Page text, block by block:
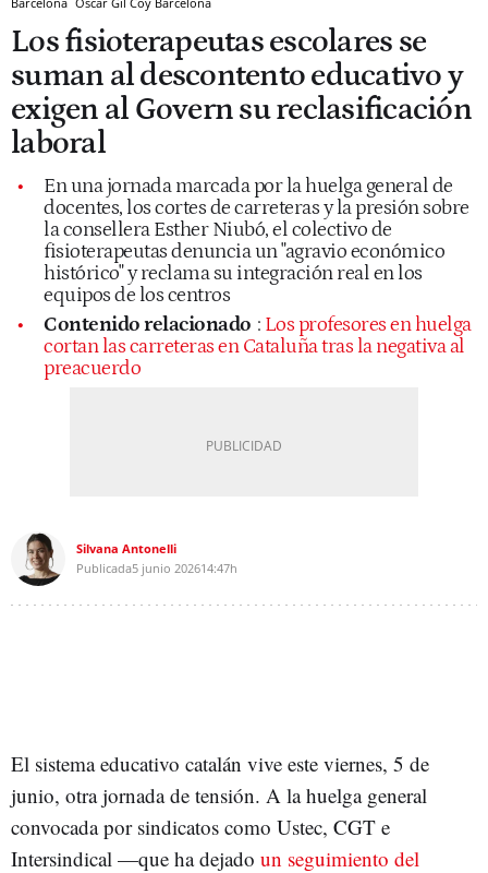
Los fisioterapeutas escolares se
suman al descontento educativo y
exigen al Govern su reclasificación
laboral
En una jornada marcada por la huelga general de
docentes, los cortes de carreteras y la presión sobre
la consellera Esther Niubó, el colectivo de
fisioterapeutas denuncia un "agravio económico
histórico" y reclama su integración real en los
equipos de los centros
Contenido relacionado : Los profesores en huelga
cortan las carreteras en Cataluña tras la negativa al
preacuerdo
Silvana Antonelli
Publicada5 junio 202614:47h
El sistema educativo catalán vive este viernes, 5 de
junio, otra jornada de tensión. A la huelga general
convocada por sindicatos como Ustec, CGT e
Intersindical —que ha dejado un seguimiento del